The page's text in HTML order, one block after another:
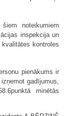
noteikumiem
inspekcija un
kontroles
pienākums ir
gadījumus,
minētās